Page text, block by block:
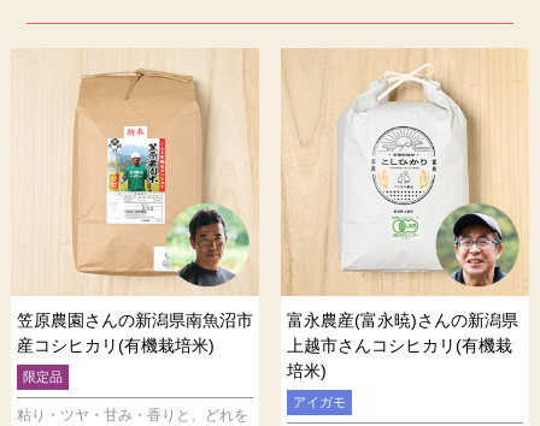
笠原農園さんの新潟県南魚沼市
産コシヒカリ(有機栽培米)
限定品
粘り・ツヤ・甘み・香りと、どれを
富永農産(富永暁)さんの新潟県
上越市さんコシヒカリ(有機栽
培米)
アイガモ